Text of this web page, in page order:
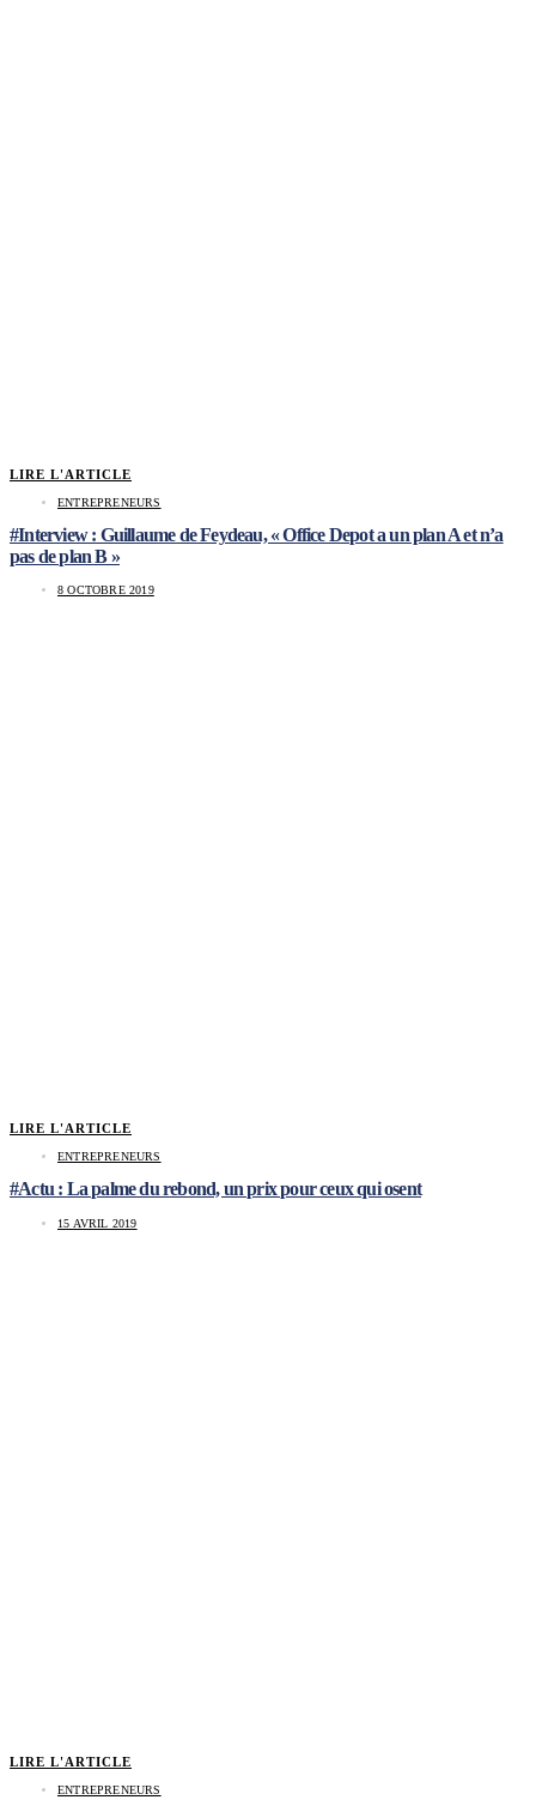
LIRE L'ARTICLE
ENTREPRENEURS
#Interview : Guillaume de Feydeau, « Office Depot a un plan A et n’a
pas de plan B »
8 OCTOBRE 2019
LIRE L'ARTICLE
ENTREPRENEURS
#Actu : La palme du rebond, un prix pour ceux qui osent
15 AVRIL 2019
LIRE L'ARTICLE
ENTREPRENEURS